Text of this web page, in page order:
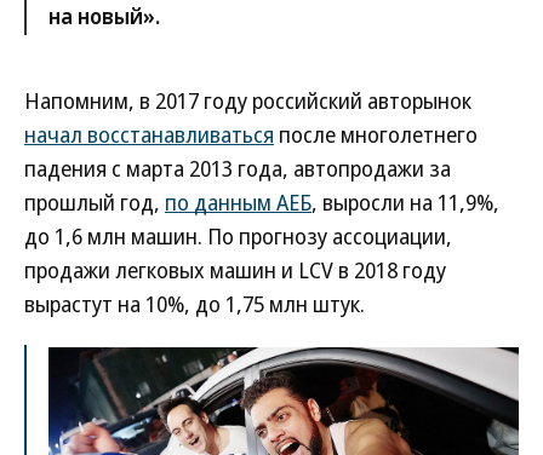
на новый».
Напомним, в 2017 году российский авторынок
начал восстанавливаться после многолетнего
падения с марта 2013 года, автопродажи за
прошлый год, по данным АЕБ, выросли на 11,9%,
до 1,6 млн машин. По прогнозу ассоциации,
продажи легковых машин и LCV в 2018 году
вырастут на 10%, до 1,75 млн штук.